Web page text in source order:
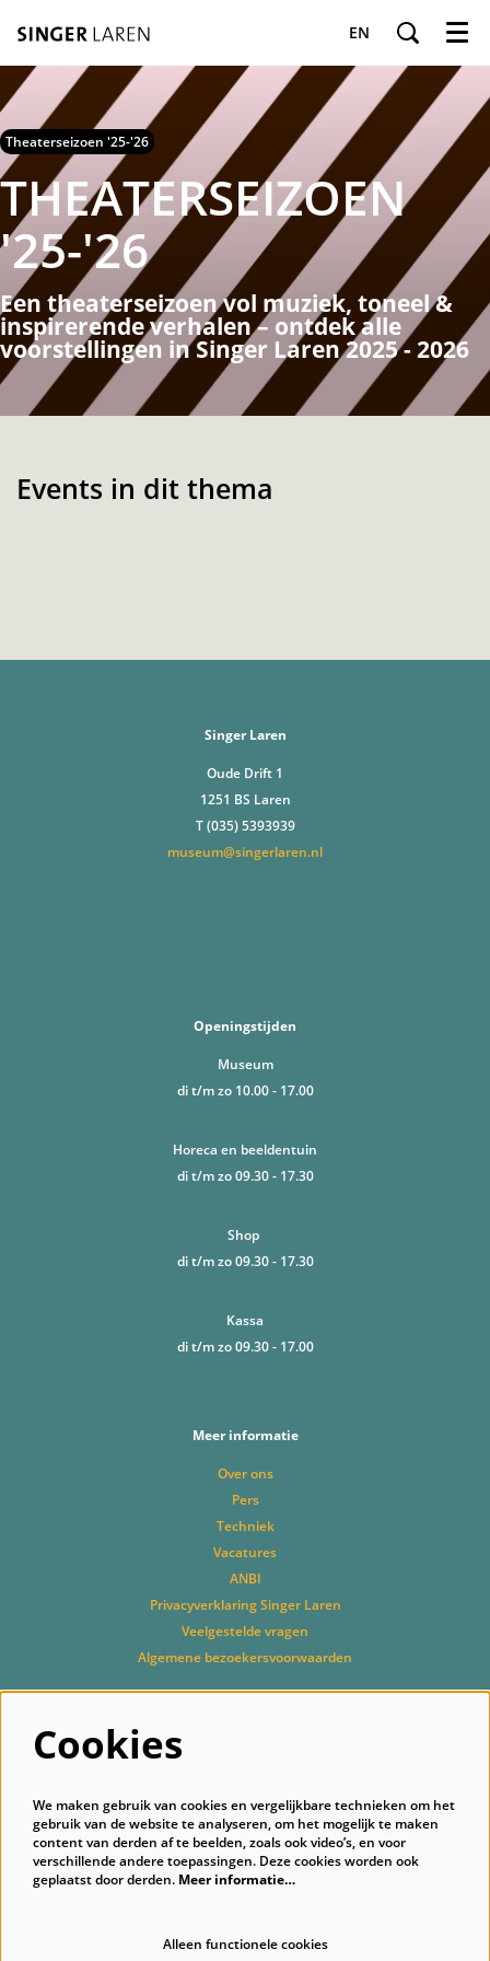
EN Menu
Theaterseizoen '25-'26
THEATERSEIZOEN
'25-'26
Een theaterseizoen vol muziek, toneel &
inspirerende verhalen – ontdek alle
voorstellingen in Singer Laren 2025 - 2026
Events in dit thema
Singer Laren
Oude Drift 1
1251 BS Laren
T (035) 5393939
museum@singerlaren.nl
Openingstijden
Museum
di t/m zo 10.00 - 17.00
Horeca en beeldentuin
di t/m zo 09.30 - 17.30
Shop
di t/m zo 09.30 - 17.30
Kassa
di t/m zo 09.30 - 17.00
Meer informatie
Over ons
Pers
Techniek
Vacatures
ANBI
Privacyverklaring Singer Laren
Veelgestelde vragen
Algemene bezoekersvoorwaarden
Cookies
We maken gebruik van cookies en vergelijkbare technieken om het
gebruik van de website te analyseren, om het mogelijk te maken
content van derden af te beelden, zoals ook video’s, en voor
verschillende andere toepassingen. Deze cookies worden ook
geplaatst door derden. Meer informatie…
Alleen functionele cookies